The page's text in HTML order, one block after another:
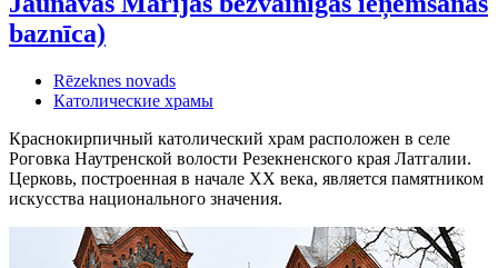
baznīca)
Rēzeknes novads
Католические храмы
Краснокирпичный католический храм расположен в селе
Роговка Наутренской волости Резекненского края Латгалии.
Церковь, построенная в начале XX века, является памятником
искусства национального значения.